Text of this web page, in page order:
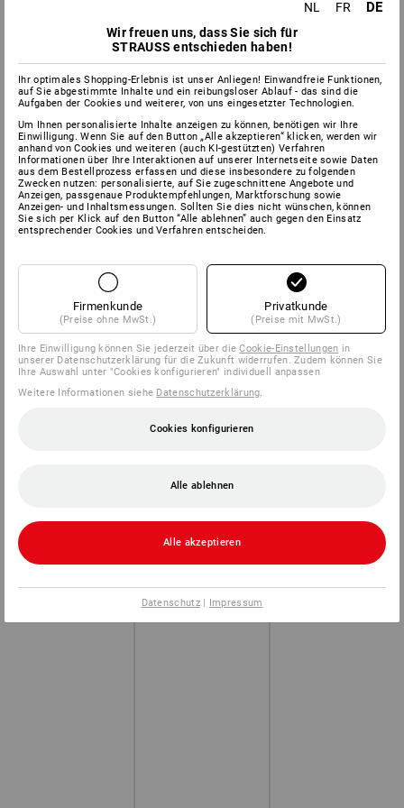
NL FR DE
Wir freuen uns, dass Sie sich für
STRAUSS entschieden haben!
Ihr optimales Shopping-Erlebnis ist unser Anliegen! Einwandfreie Funktionen,
auf Sie abgestimmte Inhalte und ein reibungsloser Ablauf - das sind die
Aufgaben der Cookies und weiterer, von uns eingesetzter Technologien.
Um Ihnen personalisierte Inhalte anzeigen zu können, benötigen wir Ihre
Einwilligung. Wenn Sie auf den Button „Alle akzeptieren“ klicken, werden wir
anhand von Cookies und weiteren (auch KI-gestützten) Verfahren
Informationen über Ihre Interaktionen auf unserer Internetseite sowie Daten
aus dem Bestellprozess erfassen und diese insbesondere zu folgenden
Zwecken nutzen: personalisierte, auf Sie zugeschnittene Angebote und
Anzeigen, passgenaue Produktempfehlungen, Marktforschung sowie
Anzeigen- und Inhaltsmessungen. Sollten Sie dies nicht wünschen, können
Sie sich per Klick auf den Button “Alle ablehnen” auch gegen den Einsatz
entsprechender Cookies und Verfahren entscheiden.
Firmenkunde
(Preise ohne MwSt.)
Privatkunde
(Preise mit MwSt.)
Ihre Einwilligung können Sie jederzeit über dieCookie-Einstellungen in
unserer Datenschutzerklärung für die Zukunft widerrufen. Zudem können Sie
Ihre Auswahl unter "Cookies konfigurieren" individuell anpassen
Weitere Informationen siehe Datenschutzerklärung
Cookies konfigurieren
Alle ablehnen
Alle akzeptieren
Datenschutz| Impressum